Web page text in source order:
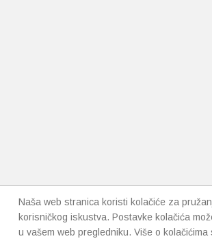
Naša web stranica koristi kolačiće za
korisničkog iskustva. Postavke kolačića
u vašem web pregledniku. Više o kolačićima